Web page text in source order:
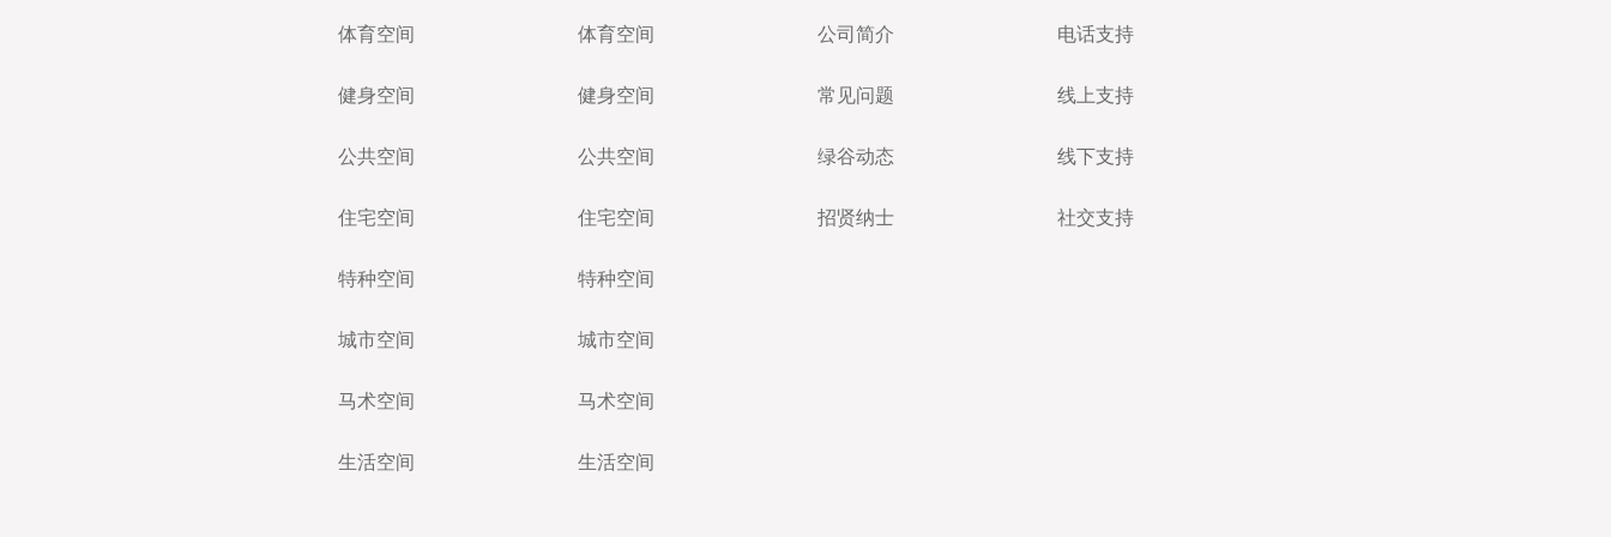
体育空间
健身空间
公共空间
住宅空间
特种空间
城市空间
马术空间
生活空间
体育空间
健身空间
公共空间
住宅空间
特种空间
城市空间
马术空间
生活空间
公司简介
常见问题
绿谷动态
招贤纳士
电话支持
线上支持
线下支持
社交支持